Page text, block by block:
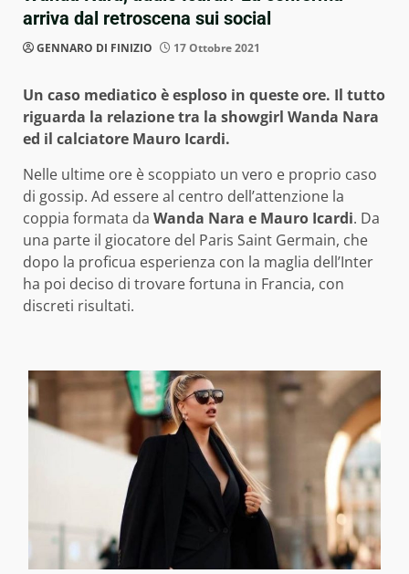
arriva dal retroscena sui social
GENNARO DI FINIZIO 17 Ottobre 2021
Un caso mediatico è esploso in queste ore. Il tutto
riguarda la relazione tra la showgirl Wanda Nara
ed il calciatore Mauro Icardi.
Nelle ultime ore è scoppiato un vero e proprio caso
di gossip. Ad essere al centro dell’attenzione la
coppia formata da Wanda Nara e Mauro Icardi. Da
una parte il giocatore del Paris Saint Germain, che
dopo la proficua esperienza con la maglia dell’Inter
ha poi deciso di trovare fortuna in Francia, con
discreti risultati.